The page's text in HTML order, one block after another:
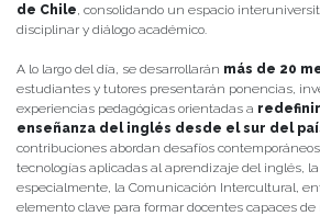
de Chile , consolidando un espacio
disciplinar y diálogo académico.
A lo largo del día, se desarrollarán más de 20
estudiantes y tutores presentarán ponencias,
experiencias pedagógicas orientadas a
enseñanza del inglés desde el sur del
contribuciones abordan desafíos
tecnologías aplicadas al aprendizaje del inglés,
especialmente, la Comunicación Intercultural,
elemento clave para formar docentes capaces